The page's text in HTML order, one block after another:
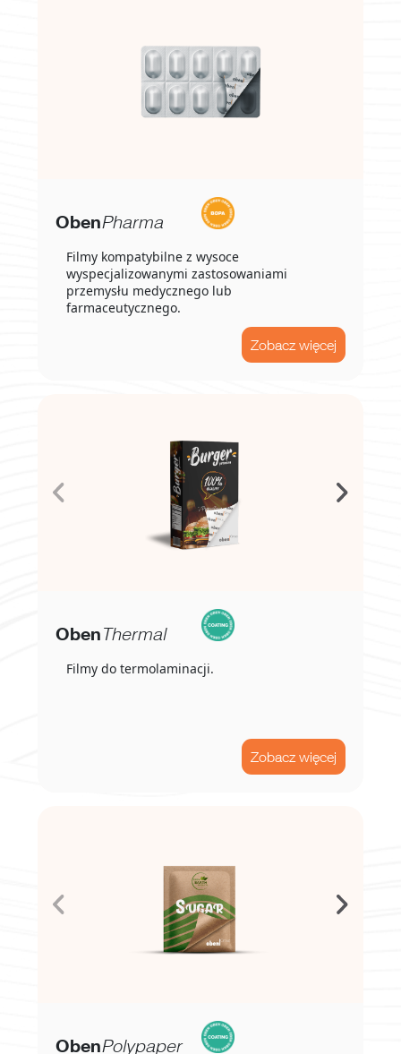
ObenPharma
Filmy kompatybilne z wysoce
wyspecjalizowanymi zastosowaniami
przemysłu medycznego lub
farmaceutycznego.
Zobacz więcej
ObenThermal
Filmy do termolaminacji.
Zobacz więcej
ObenPolypaper